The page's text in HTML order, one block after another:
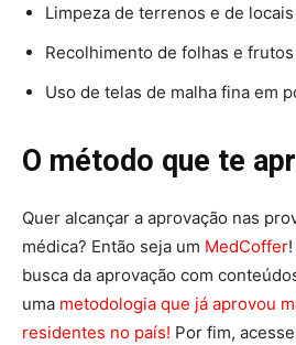
Limpeza de terrenos e de
Recolhimento de folhas e
Uso de telas de malha fina em
O método que te
Quer alcançar a aprovação nas
médica? Então seja um MedCoffer
busca da aprovação com
uma metodologia que já aprovou
residentes no país! Por fim,